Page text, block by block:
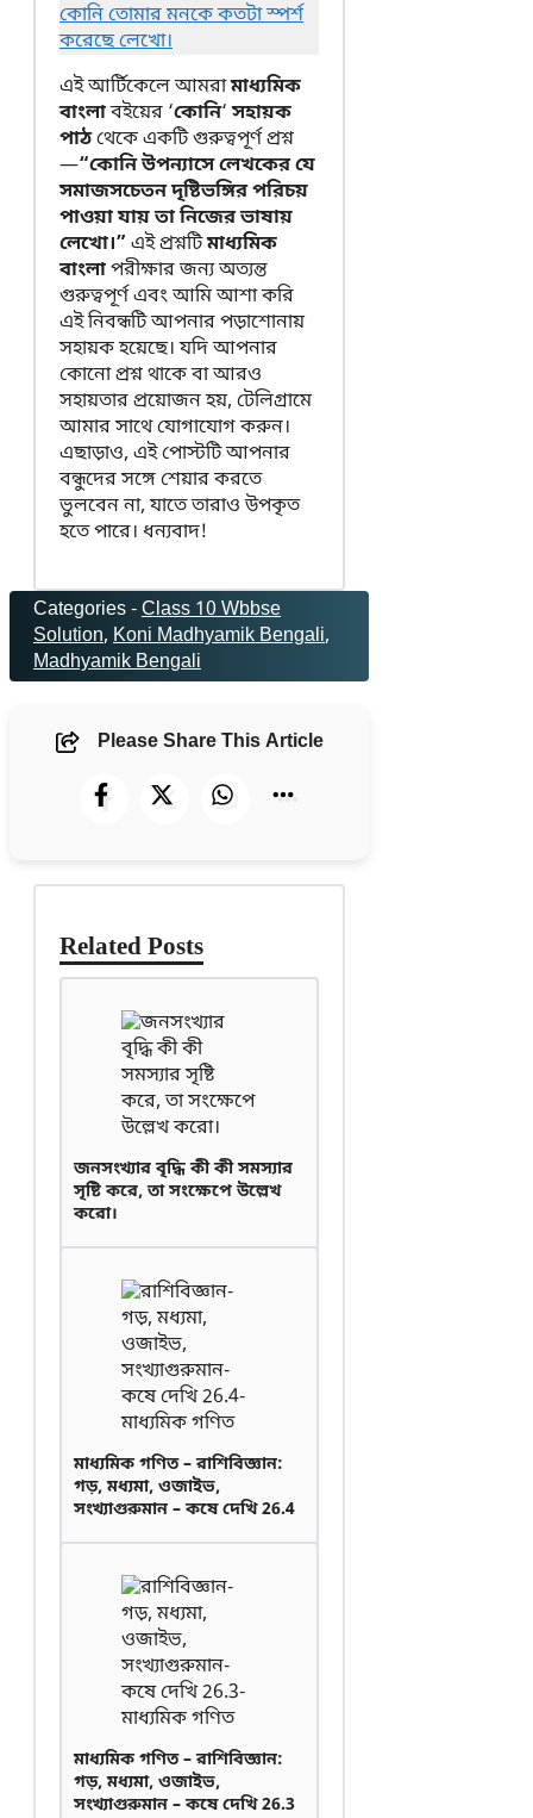
কোনি তোমার মনকে কতটা স্পর্শ
করেছে লেখো।
এই আর্টিকেলে আমরামাধ্যমিক
বাংলাবইয়ের ‘কোনি‘সহায়ক
পাঠথেকে একটি গুরুত্বপূর্ণ প্রশ্ন
—“কোনি উপন্যাসে লেখকের যে
সমাজসচেতন দৃষ্টিভঙ্গির পরিচয়
পাওয়া যায় তা নিজের ভাষায়
লেখো।” এই প্রশ্নটিমাধ্যমিক
বাংলাপরীক্ষার জন্য অত্যন্ত
গুরুত্বপূর্ণ এবং আমি আশা করি
এই নিবন্ধটি আপনার পড়াশোনায়
সহায়ক হয়েছে। যদি আপনার
কোনো প্রশ্ন থাকে বা আরও
সহায়তার প্রয়োজন হয়, টেলিগ্রামে
আমার সাথে যোগাযোগ করুন।
এছাড়াও, এই পোস্টটি আপনার
বন্ধুদের সঙ্গে শেয়ার করতে
ভুলবেন না, যাতে তারাও উপকৃত
হতে পারে। ধন্যবাদ!
Categories -Class 10 Wbbse
Solution, Koni Madhyamik Bengali
Madhyamik Bengali
Please Share This Article
Related Posts
জনসংখ্যার বৃদ্ধি কী কী সমস্যার
সৃষ্টি করে, তা সংক্ষেপে উল্লেখ
করো।
মাধ্যমিক গণিত – রাশিবিজ্ঞান:
গড়, মধ্যমা, ওজাইভ,
সংখ্যাগুরুমান – কষে দেখি 26.4
মাধ্যমিক গণিত – রাশিবিজ্ঞান:
গড়, মধ্যমা, ওজাইভ,
সংখ্যাগুরুমান – কষে দেখি 26.3